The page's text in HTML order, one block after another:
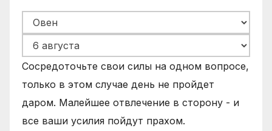
Сосредоточьте свои силы на одном вопросе,
только в этом случае день не пройдет
даром. Малейшее отвлечение в сторону - и
все ваши усилия пойдут прахом.